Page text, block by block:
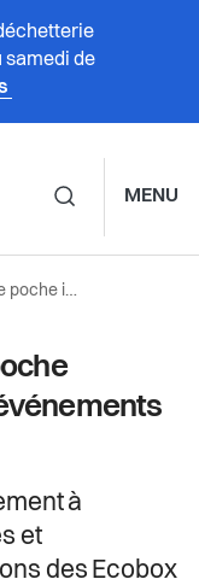
samedi de
MENU
vos événements
à
et
des Ecobox